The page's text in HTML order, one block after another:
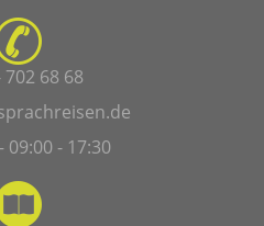
702 68 68
- 17:30